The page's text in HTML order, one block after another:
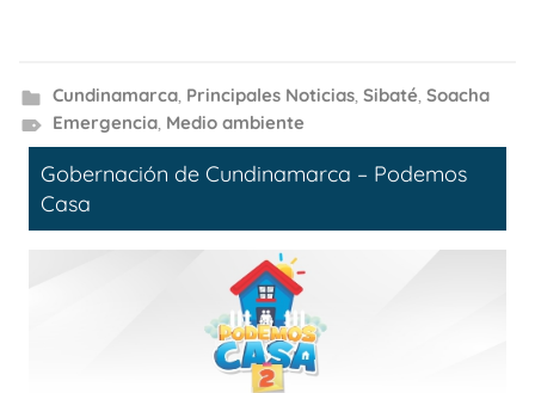
Cundinamarca, Principales Noticias, Sibaté, Soacha
Emergencia, Medio ambiente
Gobernación de Cundinamarca – Podemos
Casa